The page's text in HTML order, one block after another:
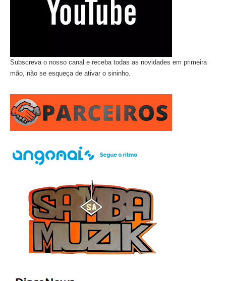
Subscreva o nosso canal e receba todas as novidades em primeira
mão, não se esqueça de ativar o sininho.